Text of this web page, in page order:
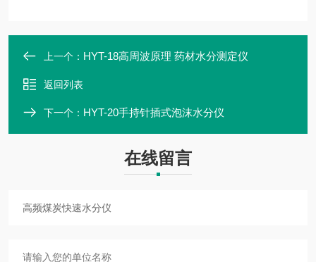
上一个： HYT-18高周波原理 药材水分测定仪
返回列表
下一个： HYT-20手持针插式泡沫水分仪
在线留言